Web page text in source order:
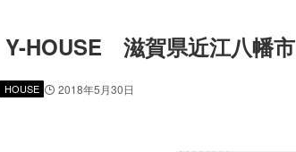
Y-HOUSE 滋賀県近江八幡市
HOUSE 2018年5月30日